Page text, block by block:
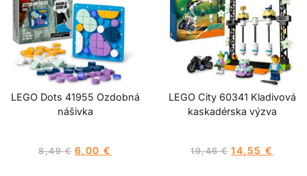
LEGO Dots 41955 Ozdobná
nášivka
8,49€ 6,00€
LEGO City 60341 Kladivová
kaskadérska výzva
19,46€ 14,55€